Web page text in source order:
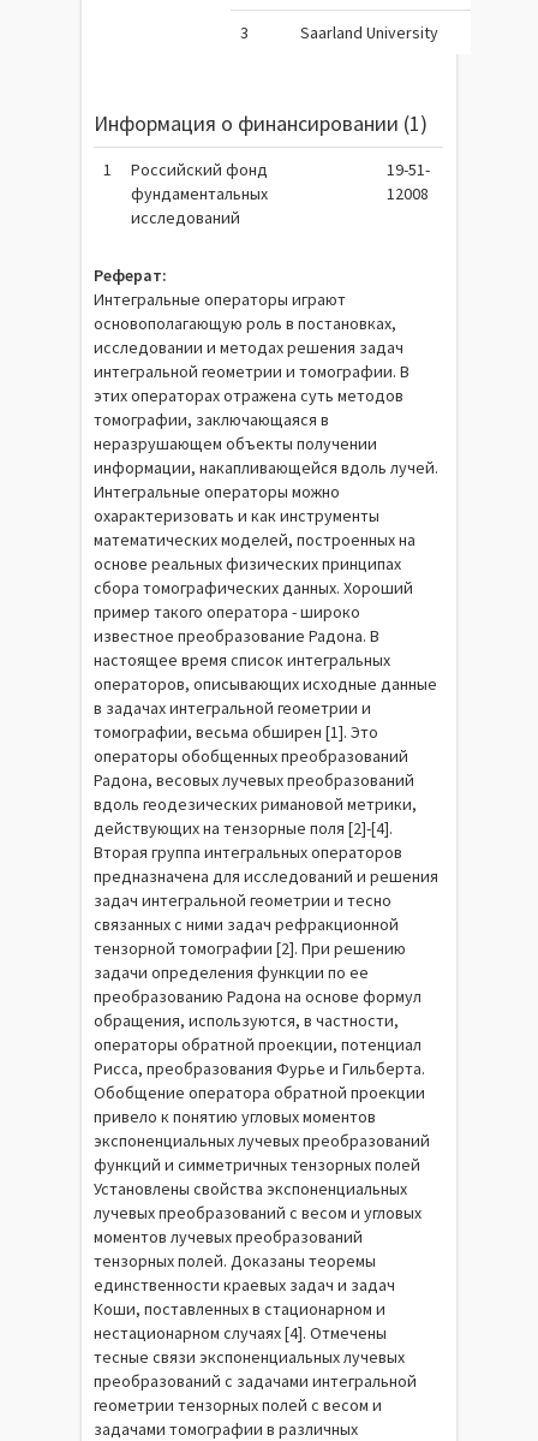
3 Saarland University
Информация о финансировании (1)
1
Российский фонд
фундаментальных
исследований
19-51-
12008
Реферат:
Интегральные операторы играют
основополагающую роль в постановках,
исследовании и методах решения задач
интегральной геометрии и томографии. В
этих операторах отражена суть методов
томографии, заключающаяся в
неразрушающем объекты получении
информации, накапливающейся вдоль лучей.
Интегральные операторы можно
охарактеризовать и как инструменты
математических моделей, построенных на
основе реальных физических принципах
сбора томографических данных. Хороший
пример такого оператора - широко
известное преобразование Радона. В
настоящее время список интегральных
операторов, описывающих исходные данные
в задачах интегральной геометрии и
томографии, весьма обширен [1]. Это
операторы обобщенных преобразований
Радона, весовых лучевых преобразований
вдоль геодезических римановой метрики,
действующих на тензорные поля [2]-[4].
Вторая группа интегральных операторов
предназначена для исследований и решения
задач интегральной геометрии и тесно
связанных с ними задач рефракционной
тензорной томографии [2]. При решению
задачи определения функции по ее
преобразованию Радона на основе формул
обращения, используются, в частности,
операторы обратной проекции, потенциал
Рисса, преобразования Фурье и Гильберта.
Обобщение оператора обратной проекции
привело к понятию угловых моментов
экспоненциальных лучевых преобразований
функций и симметричных тензорных полей
Установлены свойства экспоненциальных
лучевых преобразований с весом и угловых
моментов лучевых преобразований
тензорных полей. Доказаны теоремы
единственности краевых задач и задач
Коши, поставленных в стационарном и
нестационарном случаях [4]. Отмечены
тесные связи экспоненциальных лучевых
преобразований с задачами интегральной
геометрии тензорных полей с весом и
задачами томографии в различных